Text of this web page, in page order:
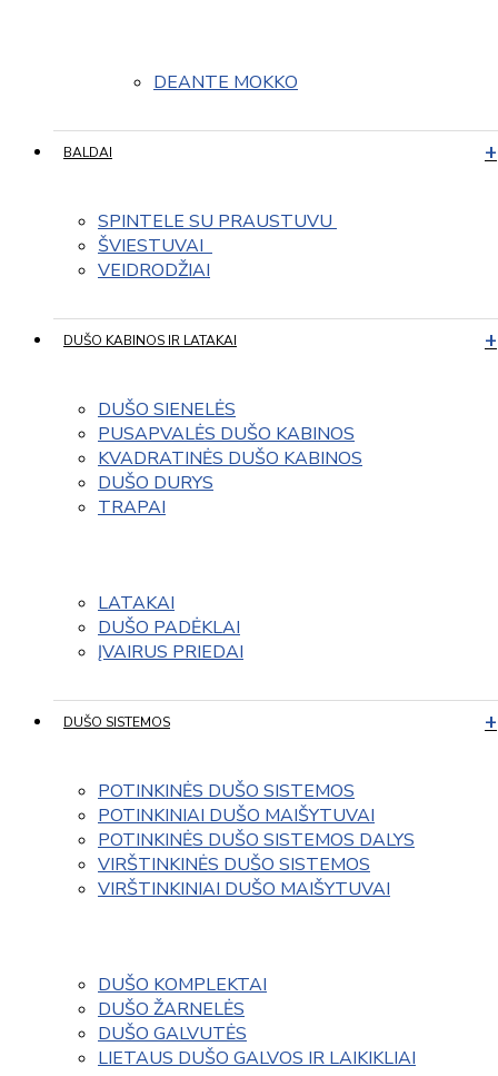
DEANTE MOKKO
BALDAI
SPINTELE SU PRAUSTUVU
ŠVIESTUVAI
VEIDRODŽIAI
DUŠO KABINOS IR LATAKAI
DUŠO SIENELĖS
PUSAPVALĖS DUŠO KABINOS
KVADRATINĖS DUŠO KABINOS
DUŠO DURYS
TRAPAI
LATAKAI
DUŠO PADĖKLAI
ĮVAIRUS PRIEDAI
DUŠO SISTEMOS
POTINKINĖS DUŠO SISTEMOS
POTINKINIAI DUŠO MAIŠYTUVAI
POTINKINĖS DUŠO SISTEMOS DALYS
VIRŠTINKINĖS DUŠO SISTEMOS
VIRŠTINKINIAI DUŠO MAIŠYTUVAI
DUŠO KOMPLEKTAI
DUŠO ŽARNELĖS
DUŠO GALVUTĖS
LIETAUS DUŠO GALVOS IR LAIKIKLIAI